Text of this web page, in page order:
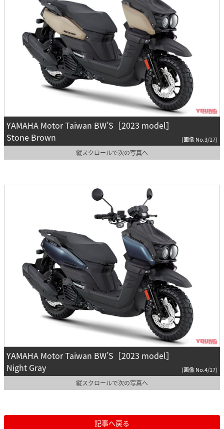
YAMAHA Motor Taiwan BW’S［2023 model］
Stone Brown
(画像 No.3/17)
縦スクロールで次の写真へ
YAMAHA Motor Taiwan BW’S［2023 model］
Night Gray
(画像 No.4/17)
縦スクロールで次の写真へ
記事へ戻る